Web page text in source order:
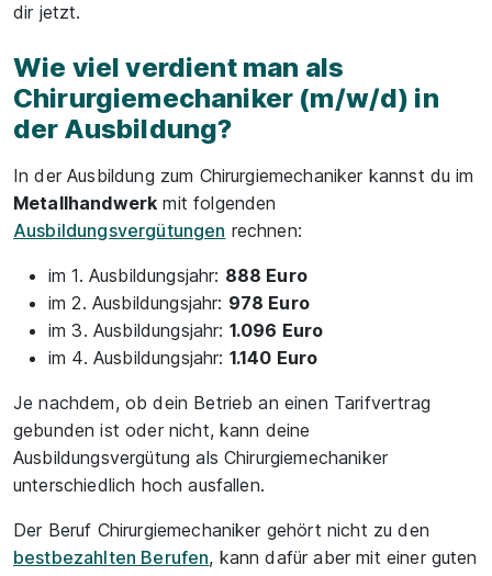
dir jetzt.
Wie viel verdient man als
Chirurgiemechaniker (m/w/d) in
der Ausbildung?
In der Ausbildung zum Chirurgiemechaniker kannst du im
Metallhandwerk mit folgenden
Ausbildungsvergütungen rechnen:
im 1. Ausbildungsjahr: 888 Euro
im 2. Ausbildungsjahr: 978 Euro
im 3. Ausbildungsjahr: 1.096 Euro
im 4. Ausbildungsjahr: 1.140 Euro
Je nachdem, ob dein Betrieb an einen Tarifvertrag
gebunden ist oder nicht, kann deine
Ausbildungsvergütung als Chirurgiemechaniker
unterschiedlich hoch ausfallen.
Der Beruf Chirurgiemechaniker gehört nicht zu den
bestbezahlten Berufen, kann dafür aber mit einer guten